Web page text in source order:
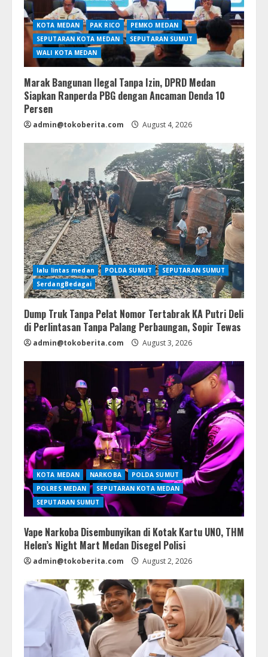
KOTA MEDAN PAK RICO
PEMKO MEDAN
SEPUTARAN KOTA MEDAN
SEPUTARAN SUMUT
WALI KOTA MEDAN
Marak Bangunan Ilegal Tanpa Izin, DPRD Medan
Siapkan Ranperda PBG dengan Ancaman Denda 10
Persen
admin@tokoberita.com August 4, 2026
lalu lintas medan POLDA SUMUT
SEPUTARAN SUMUT
SerdangBedagai
Dump Truk Tanpa Pelat Nomor Tertabrak KA Putri Deli
di Perlintasan Tanpa Palang Perbaungan, Sopir Tewas
admin@tokoberita.com August 3, 2026
KOTA MEDAN NARKOBA
POLDA SUMUT
POLRES MEDAN
SEPUTARAN KOTA MEDAN
SEPUTARAN SUMUT
Vape Narkoba Disembunyikan di Kotak Kartu UNO, THM
Helen’s Night Mart Medan Disegel Polisi
admin@tokoberita.com August 2, 2026